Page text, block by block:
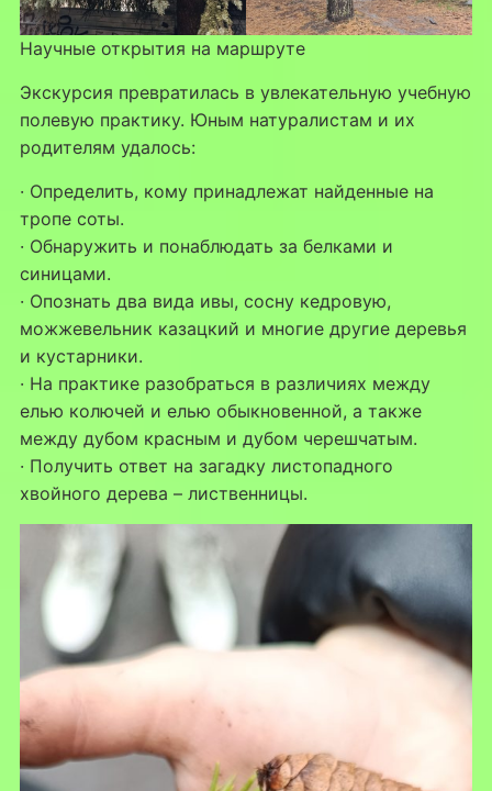
Научные открытия на маршруте
Экскурсия превратилась в увлекательную учебную
полевую практику. Юным натуралистам и их
родителям удалось:
· Определить, кому принадлежат найденные на
тропе соты.
· Обнаружить и понаблюдать за белками и
синицами.
· Опознать два вида ивы, сосну кедровую,
можжевельник казацкий и многие другие деревья
и кустарники.
· На практике разобраться в различиях между
елью колючей и елью обыкновенной, а также
между дубом красным и дубом черешчатым.
· Получить ответ на загадку листопадного
хвойного дерева – лиственницы.